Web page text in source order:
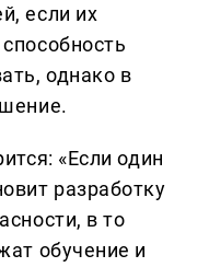
если их
однако в
«Если один
разработку
в то
обучение и